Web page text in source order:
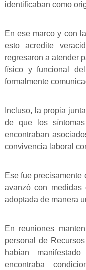
identificaban como
En ese marco y con
esto acredite
regresaron a atender
físico y funcional
formalmente
Incluso, la propia
de que los
encontraban
convivencia laboral
Ese fue precisamente
avanzó con medidas
adoptada de manera
En reuniones
personal de
habían
encontraba